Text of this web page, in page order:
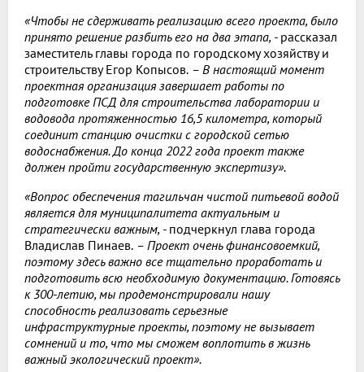
«Чтобы не сдерживать реализацию всего проекта, было
принято решение разбить его на два этапа, - рассказал
заместитель главы города по городскому хозяйству и
строительству Егор Копысов. – В настоящий момент
проектная организация завершает работы по
подготовке ПСД для строительства лаборатории и
водовода протяженностью 16,5 километра, который
соединит станцию очистки с городской сетью
водоснабжения. До конца 2022 года проект также
должен пройти государственную экспертизу».
«Вопрос обеспечения тагильчан чистой питьевой водой
является для муниципалитета актуальным и
стратегически важным, - подчеркнул глава города
Владислав Пинаев. – Проект очень финансовоемкий,
поэтому здесь важно все тщательно проработать и
подготовить всю необходимую документацию. Готовясь
к 300-летию, мы продемонстрировали нашу
способность реализовать серьезные
инфраструктурные проекты, поэтому не вызывает
сомнений и то, что мы сможем воплотить в жизнь
важный экологический проект».